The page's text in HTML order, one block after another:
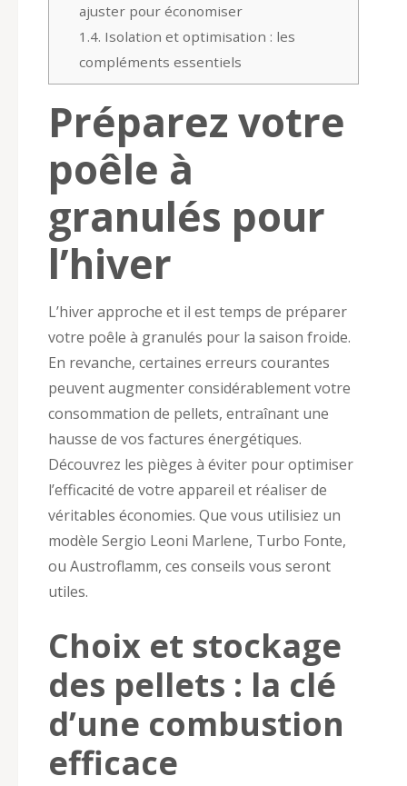
ajuster pour économiser
1.4. Isolation et optimisation : les
compléments essentiels
Préparez votre
poêle à
granulés pour
l’hiver
L’hiver approche et il est temps de préparer
votre poêle à granulés pour la saison froide.
En revanche, certaines erreurs courantes
peuvent augmenter considérablement votre
consommation de pellets, entraînant une
hausse de vos factures énergétiques.
Découvrez les pièges à éviter pour optimiser
l’efficacité de votre appareil et réaliser de
véritables économies. Que vous utilisiez un
modèle Sergio Leoni Marlene, Turbo Fonte,
ou Austroflamm, ces conseils vous seront
utiles.
Choix et stockage
des pellets : la clé
d’une combustion
efficace